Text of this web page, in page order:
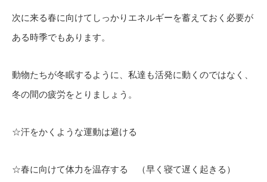
次に来る春に向けてしっかりエネルギーを蓄えておく必要が
ある時季でもあります。
動物たちが冬眠するように、私達も活発に動くのではなく、
冬の間の疲労をとりましょう。
☆汗をかくような運動は避ける
☆春に向けて体力を温存する （早く寝て遅く起きる）